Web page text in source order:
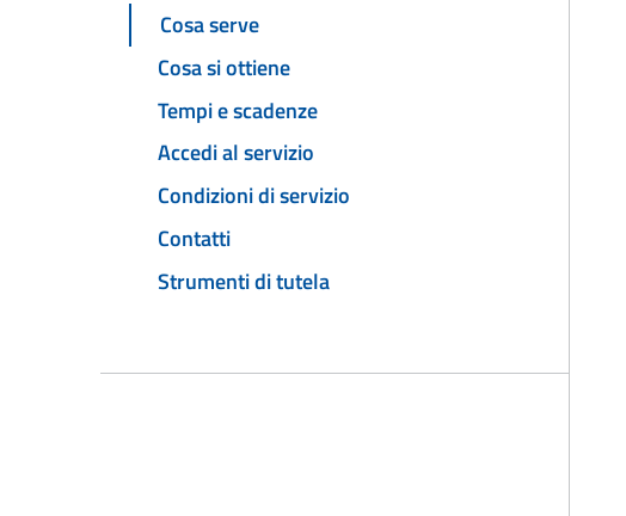
Cosa serve
Cosa si ottiene
Tempi e scadenze
Accedi al servizio
Condizioni di servizio
Contatti
Strumenti di tutela